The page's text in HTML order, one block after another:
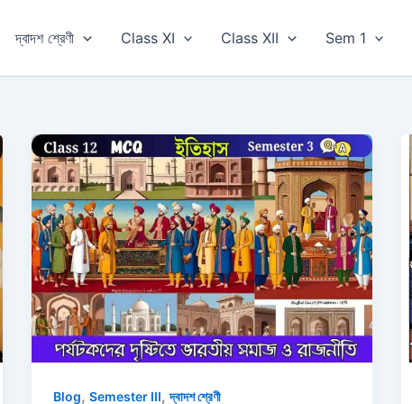
দ্বাদশ শ্রেণী Class XI Class XII Sem 1
Blog, Semester III,দ্বাদশ শ্রেণী